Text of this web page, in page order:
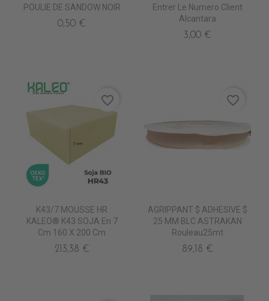
POULIE DE SANDOW NOIR
0,50 €
Entrer Le Numero Client
Alcantara
3,00 €
K43/7 MOUSSE HR
KALEO® K43 SOJA En 7
Cm 160 X 200 Cm
213,38 €
favorite_border
AGRIPPANT $ ADHESIVE $
25 MM BLC ASTRAKAN
Rouleau25mt
89,18 €
favorite_border